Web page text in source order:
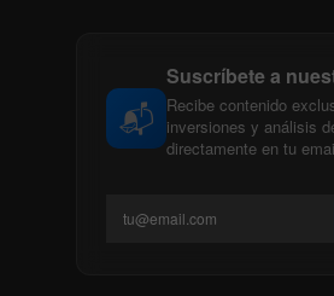
📬
Suscríbete a
Recibe contenido
inversiones y análisis
directamente en tu